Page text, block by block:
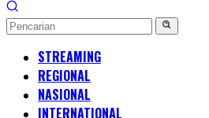
STREAMING
REGIONAL
NASIONAL
INTERNATIONAL